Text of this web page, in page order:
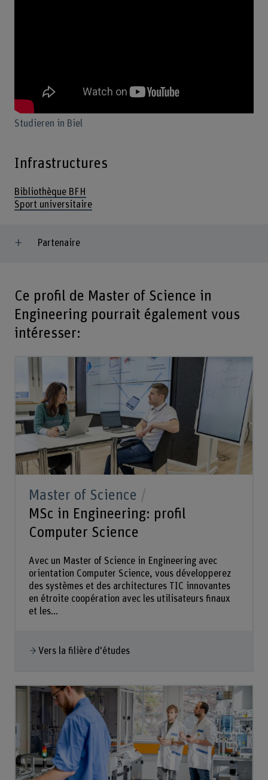
Studieren in Biel
Infrastructures
Bibliothèque BFH
Sport universitaire
Partenaire
Ce profil de Master of Science in
Engineering pourrait également vous
intéresser:
Master of Science
MSc in Engineering: profil
Computer Science
Avec un Master of Science in Engineering avec
orientation Computer Science, vous développerez
des systèmes et des architectures TIC innovantes
en étroite coopération avec les utilisateurs finaux
et les...
Vers la filière d'études